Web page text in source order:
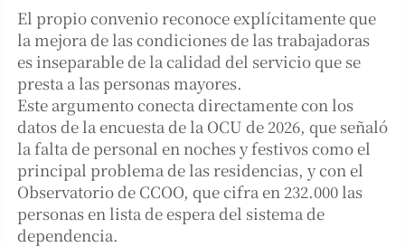
El propio convenio reconoce explícitamente que
la mejora de las condiciones de las trabajadoras
es inseparable de la calidad del servicio que se
presta a las personas mayores.
Este argumento conecta directamente con los
datos de la encuesta de la OCU de 2026, que señaló
la falta de personal en noches y festivos como el
principal problema de las residencias, y con el
Observatorio de CCOO, que cifra en 232.000 las
personas en lista de espera del sistema de
dependencia.